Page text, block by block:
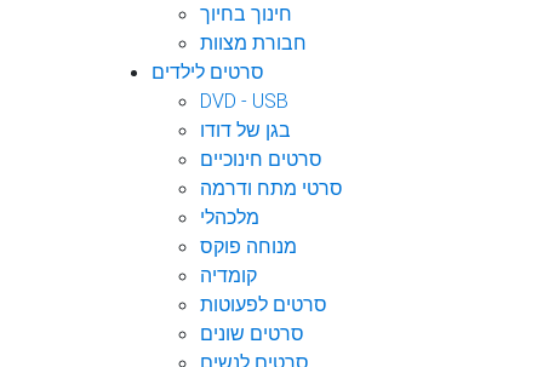
חינוך בחיוך
חבורת מצוות
סרטים לילדים
DVD - USB
בגן של דודו
סרטים חינוכיים
סרטי מתח ודרמה
מלכהלי
מנוחה פוקס
קומדיה
סרטים לפעוטות
סרטים שונים
סרטים לנשים